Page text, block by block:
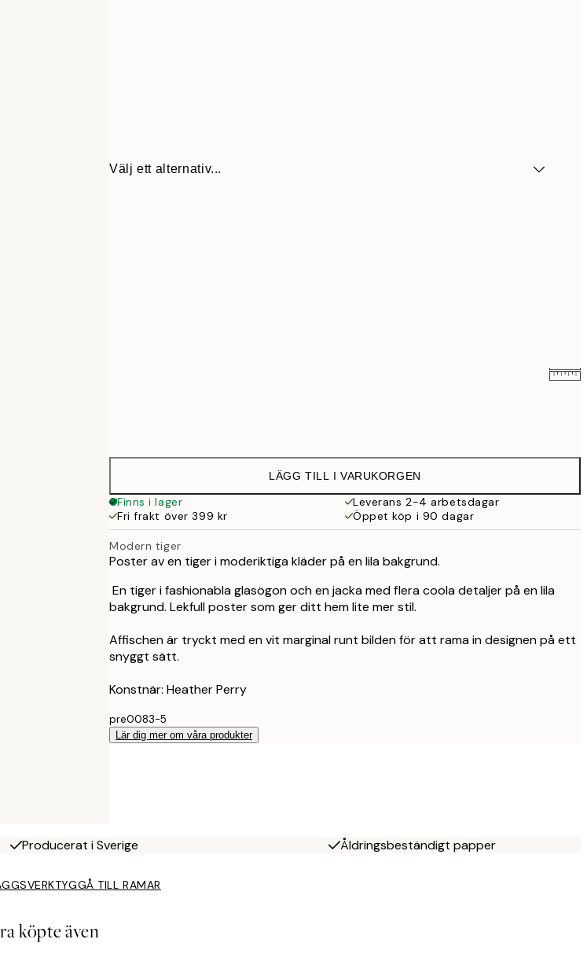
Välj ett alternativ...
LÄGG TILL I VARUKORGEN
Finns i lager
Leverans 2-4 arbetsdagar
Fri frakt över 399 kr
Öppet köp i 90 dagar
Modern tiger
Poster av en tiger i moderiktiga kläder på en lila bakgrund.
En tiger i fashionabla glasögon och en jacka med flera coola detaljer på en lila
bakgrund. Lekfull poster som ger ditt hem lite mer stil.
Affischen är tryckt med en vit marginal runt bilden för att rama in designen på ett
snyggt sätt.
Konstnär: Heather Perry
pre0083-5
Lär dig mer om våra produkter
Producerat i Sverige Åldringsbeständigt papper
GÅ TILL RAMAR
köpte även